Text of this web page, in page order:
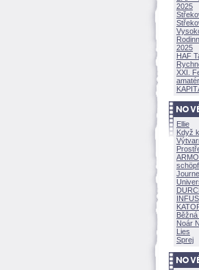
2025
2025
HAF
XXI.
Ellie
Když
Noár
Lies
Sprej